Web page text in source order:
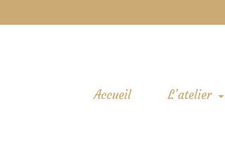
Accueil L’atelier